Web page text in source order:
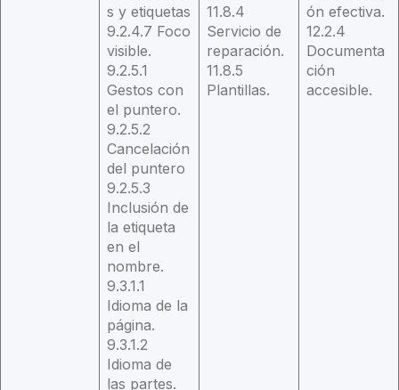
s y etiquetas
9.2.4.7 Foco
visible.
9.2.5.1
Gestos con
el puntero.
9.2.5.2
Cancelación
del puntero
9.2.5.3
Inclusión de
la etiqueta
en el
nombre.
9.3.1.1
Idioma de la
página.
9.3.1.2
Idioma de
las partes.
11.8.4
Servicio de
reparación.
11.8.5
Plantillas.
ón efectiva.
12.2.4
Documenta
ción
accesible.